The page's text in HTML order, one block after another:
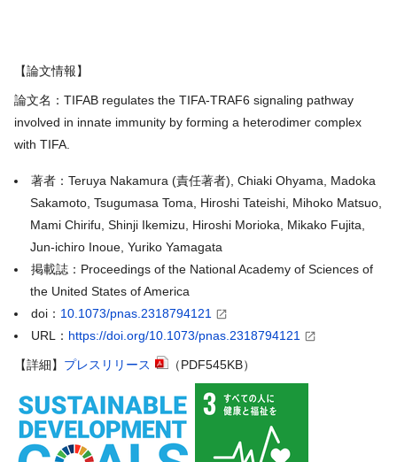
【論文情報】
論文名：TIFAB regulates the TIFA-TRAF6 signaling pathway
involved in innate immunity by forming a heterodimer complex
with TIFA.
著者：Teruya Nakamura (責任著者), Chiaki Ohyama, Madoka
Sakamoto, Tsugumasa Toma, Hiroshi Tateishi, Mihoko Matsuo,
Mami Chirifu, Shinji Ikemizu, Hiroshi Morioka, Mikako Fujita,
Jun-ichiro Inoue, Yuriko Yamagata
掲載誌：Proceedings of the National Academy of Sciences of
the United States of America
doi： 10.1073/pnas.2318794121
URL： https://doi.org/10.1073/pnas.2318794121
【詳細】 プレスリリース （PDF545KB）